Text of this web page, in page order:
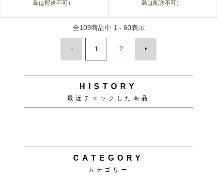
島は配送不可）
島は配送不可）
全109商品中 1 - 60表示
1 2
HISTORY
最近チェックした商品
CATEGORY
カテゴリー